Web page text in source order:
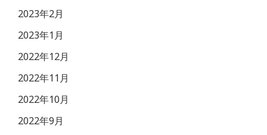
2023年2月
2023年1月
2022年12月
2022年11月
2022年10月
2022年9月